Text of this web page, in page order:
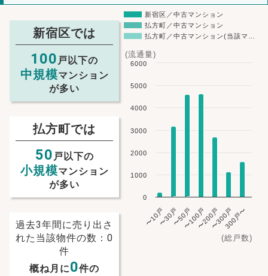
NEW!
新宿区では
100 戸以下の
中規模マンション
が多い
払方町では
50 戸以下の
小規模マンション
が多い
過去3年間に売り出さ
れた当該物件の数：0
件
概ね月に0件の
(総戸数)
(流通量)
新宿区／中古マンション
払方町／中古マンション
払方町／中古マンション(当該マ…
〜10戸〜30戸〜50戸〜100戸〜200戸〜300戸300戸〜
0
1000
2000
3000
4000
5000
6000